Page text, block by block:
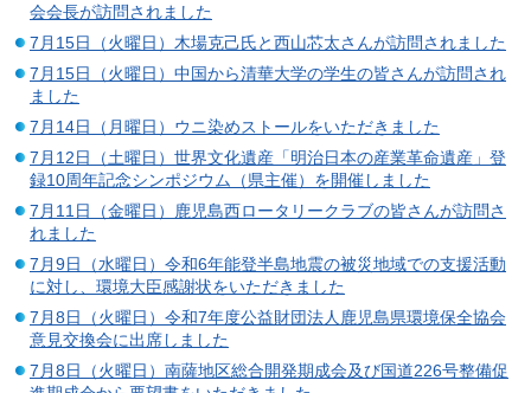
会会長が訪問されました
7月15日（火曜日）木場克己氏と西山芯太さんが訪問されました
7月15日（火曜日）中国から清華大学の学生の皆さんが訪問され
ました
7月14日（月曜日）ウニ染めストールをいただきました
7月12日（土曜日）世界文化遺産「明治日本の産業革命遺産」登
録10周年記念シンポジウム（県主催）を開催しました
7月11日（金曜日）鹿児島西ロータリークラブの皆さんが訪問さ
れました
7月9日（水曜日）令和6年能登半島地震の被災地域での支援活動
に対し、環境大臣感謝状をいただきました
7月8日（火曜日）令和7年度公益財団法人鹿児島県環境保全協会
意見交換会に出席しました
7月8日（火曜日）南薩地区総合開発期成会及び国道226号整備促